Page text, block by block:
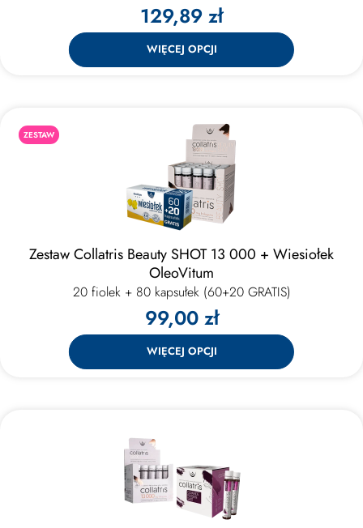
129,89 zł
WIĘCEJ OPCJI
ZESTAW
Zestaw Collatris Beauty SHOT 13 000 + Wiesiołek
OleoVitum
20 fiolek + 80 kapsułek (60+20 GRATIS)
99,00 zł
WIĘCEJ OPCJI